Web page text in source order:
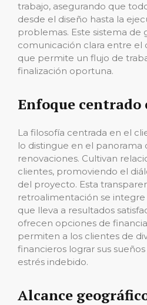
trabajo, asegurando que
desde el diseño hasta la
problemas. Este sistema de
comunicación clara entre el
que permite un flujo de
finalización oportuna.
Enfoque
La filosofía centrada en el
lo distingue en el panorama
renovaciones. Cultivan
clientes, promoviendo el
del proyecto. Esta
retroalimentación se
que lleva a resultados
ofrecen opciones de
permiten a los clientes de
financieros lograr sus
estrés indebido.
Alcance